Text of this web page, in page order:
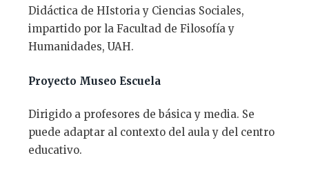
Didáctica de HIstoria y Ciencias Sociales,
impartido por la Facultad de Filosofía y
Humanidades, UAH.
Proyecto Museo Escuela
Dirigido a profesores de básica y media. Se
puede adaptar al contexto del aula y del centro
educativo.